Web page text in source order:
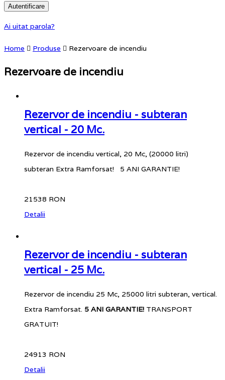
Autentificare
Ai uitat parola?
Home Produse Rezervoare de incendiu
Rezervoare de incendiu
Rezervor de incendiu - subteran
vertical - 20 Mc.
Rezervor de incendiu vertical, 20 Mc, (20000 litri)
subteran Extra Ramforsat! 5 ANI GARANTIE!
21538 RON
Detalii
Rezervor de incendiu - subteran
vertical - 25 Mc.
Rezervor de incendiu 25 Mc, 25000 litri subteran, vertical.
Extra Ramforsat. 5 ANI GARANTIE! TRANSPORT
GRATUIT!
24913 RON
Detalii